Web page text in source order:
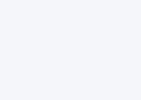
این سبک به همه چیز در زمان حال توجه
سبک جایگاه ویژه‌ای دارد‌ و دیگر
از این سبک برای فضاهای باز، نور
ساده شده سبک مدرن است. در این سبک
ساده و چشم نواز است. در سبک